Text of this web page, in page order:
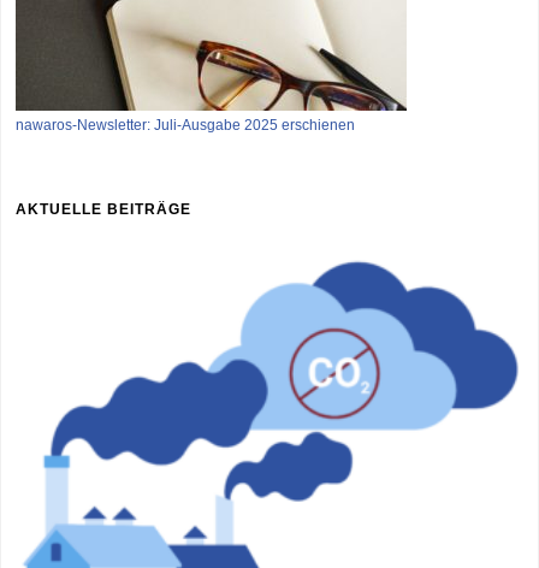
nawaros-Newsletter: Juli-Ausgabe 2025 erschienen
AKTUELLE BEITRÄGE